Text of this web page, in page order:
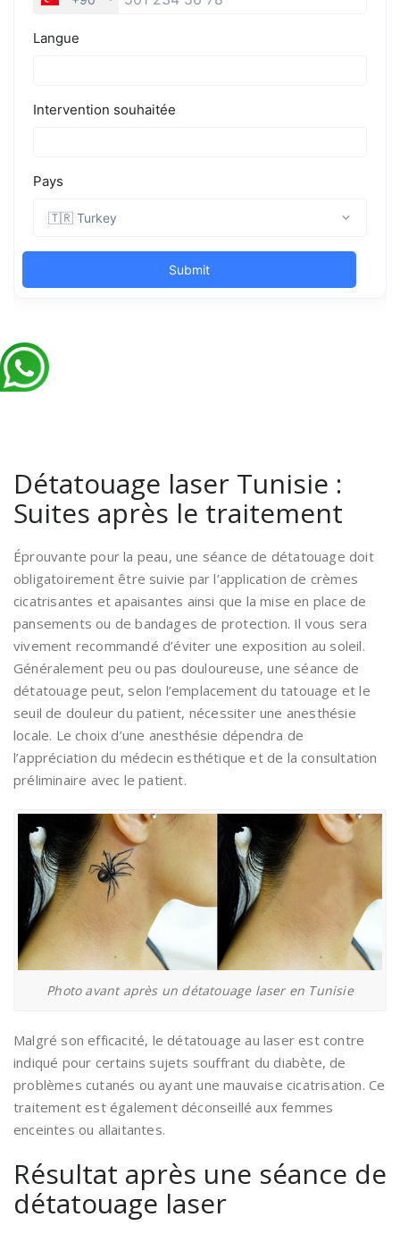
Détatouage laser Tunisie :
Suites après le traitement
Éprouvante pour la peau, une séance de détatouage doit
obligatoirement être suivie par l’application de crèmes
cicatrisantes et apaisantes ainsi que la mise en place de
pansements ou de bandages de protection. Il vous sera
vivement recommandé d’éviter une exposition au soleil.
Généralement peu ou pas douloureuse, une séance de
détatouage peut, selon l’emplacement du tatouage et le
seuil de douleur du patient, nécessiter une anesthésie
locale. Le choix d’une anesthésie dépendra de
l’appréciation du médecin esthétique et de la consultation
préliminaire avec le patient.
Photo avant après un détatouage laser en Tunisie
Malgré son efficacité, le détatouage au laser est contre
indiqué pour certains sujets souffrant du diabète, de
problèmes cutanés ou ayant une mauvaise cicatrisation. Ce
traitement est également déconseillé aux femmes
enceintes ou allaitantes.
Résultat après une séance de
détatouage laser